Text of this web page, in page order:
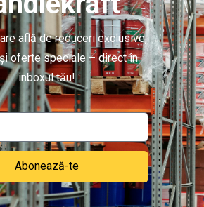
află de reduceri exclusive,
oferte speciale – direct în
inboxul tău!
Abonează-te